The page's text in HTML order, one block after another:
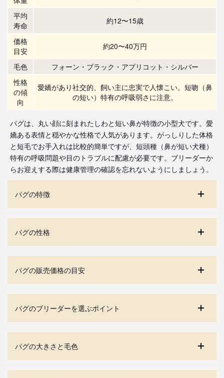
平均
寿命
約12〜15歳
価格
目安
約20〜40万円
毛色
フォーン・ブラック・アプリコット・シルバー
性格
の傾
向
愛嬌があり社交的、飼い主に忠実で人懐こい。短吻（鼻
の短い）特有の呼吸弱さに注意。
パグは、丸い顔に刻まれたしわと短い鼻が特徴の小型犬です。愛
嬌ある表情と穏やかな性格で人気があります。がっしりした体格
と短毛でお手入れは比較的簡単ですが、短頭種（鼻が短い犬種）
特有の呼吸問題や目のトラブルに配慮が必要です。ブリーダーか
らお迎えする際は健康管理の確認を忘れないようにしましょう。
パグの特徴
パグの性格
パグの販売価格の目安
パグのブリーダーを選ぶポイント
パグの大きさと毛色